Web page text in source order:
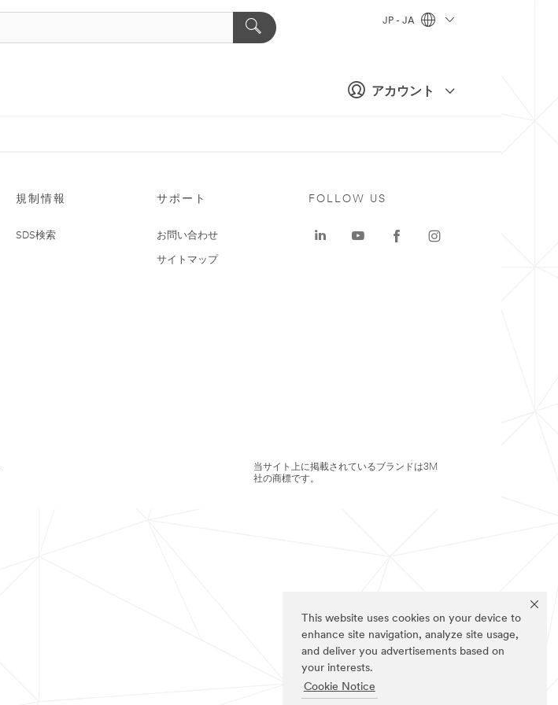
This website uses cookies on your device to
enhance site navigation, analyze site usage,
and deliver you advertisements based on
your interests.
Cookie Notice
アカウント
JP - JA
規制情報
SDS検索
サポート
お問い合わせ
サイトマップ
FOLLOW US
当サイト上に掲載されているブランドは3M
社の商標です。